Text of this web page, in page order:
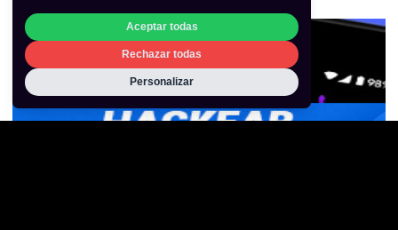
Aceptar todas
Rechazar todas
Personalizar